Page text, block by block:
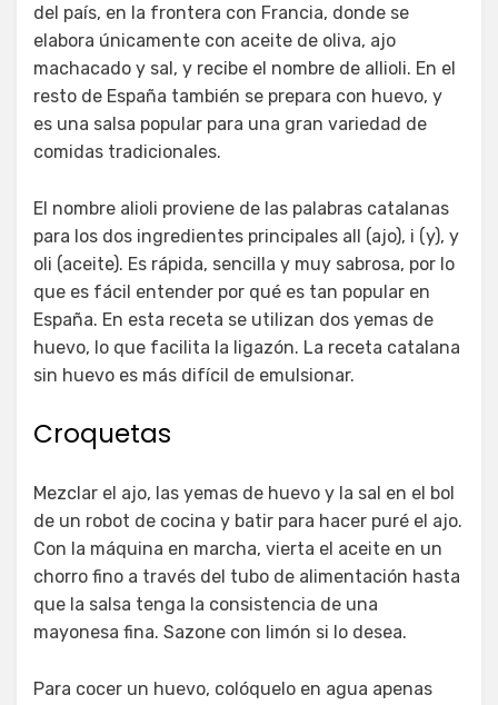
del país, en la frontera con Francia, donde se
elabora únicamente con aceite de oliva, ajo
machacado y sal, y recibe el nombre de allioli. En el
resto de España también se prepara con huevo, y
es una salsa popular para una gran variedad de
comidas tradicionales.
El nombre alioli proviene de las palabras catalanas
para los dos ingredientes principales all (ajo), i (y), y
oli (aceite). Es rápida, sencilla y muy sabrosa, por lo
que es fácil entender por qué es tan popular en
España. En esta receta se utilizan dos yemas de
huevo, lo que facilita la ligazón. La receta catalana
sin huevo es más difícil de emulsionar.
Croquetas
Mezclar el ajo, las yemas de huevo y la sal en el bol
de un robot de cocina y batir para hacer puré el ajo.
Con la máquina en marcha, vierta el aceite en un
chorro fino a través del tubo de alimentación hasta
que la salsa tenga la consistencia de una
mayonesa fina. Sazone con limón si lo desea.
Para cocer un huevo, colóquelo en agua apenas